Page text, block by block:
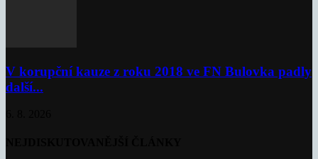
V korupční kauze z roku 2018 ve FN Bulovka padly
další...